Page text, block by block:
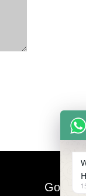
Google